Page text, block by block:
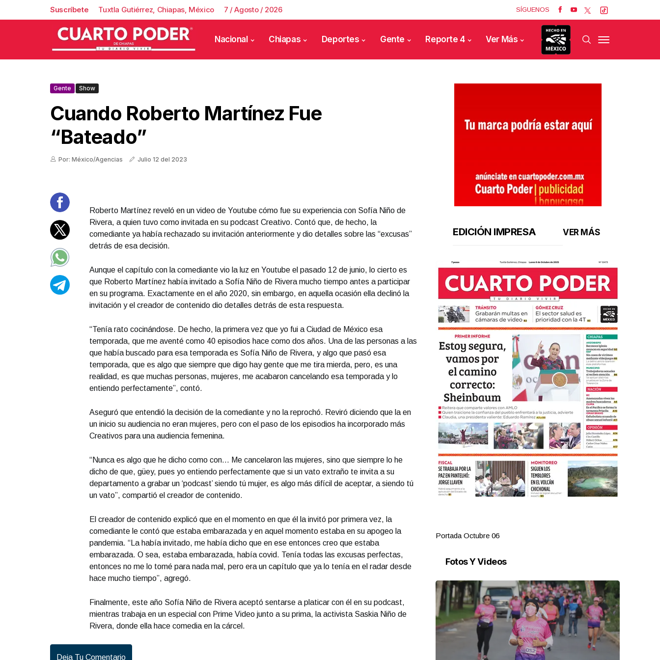
Suscríbete Tuxtla Gutiérrez, Chiapas, México 7 / Agosto / 2026 SÍGUENOS
Nacional Chiapas Deportes Gente Reporte 4 Ver Más
Gente Show
Cuando Roberto Martínez Fue
“bateado”
Por: México/Agencias Julio 12 del 2023
Roberto Martínez reveló en un video de Youtube cómo fue su experiencia con Sofía Niño de
Rivera, a quien tuvo como invitada en su podcast Creativo. Contó que, de hecho, la
comediante ya había rechazado su invitación anteriormente y dio detalles sobre las “excusas”
detrás de esa decisión.
Aunque el capítulo con la comediante vio la luz en Youtube el pasado 12 de junio, lo cierto es
que Roberto Martínez había invitado a Sofía Niño de Rivera mucho tiempo antes a participar
en su programa. Exactamente en el año 2020, sin embargo, en aquella ocasión ella declinó la
invitación y el creador de contenido dio detalles detrás de esta respuesta.
“Tenía rato cocinándose. De hecho, la primera vez que yo fui a Ciudad de México esa
temporada, que me aventé como 40 episodios hace como dos años. Una de las personas a las
que había buscado para esa temporada es Sofía Niño de Rivera, y algo que pasó esa
temporada, que es algo que siempre que digo hay gente que me tira mierda, pero, es una
realidad, es que muchas personas, mujeres, me acabaron cancelando esa temporada y lo
entiendo perfectamente”, contó.
Aseguró que entendió la decisión de la comediante y no la reprochó. Reviró diciendo que la en
un inicio su audiencia no eran mujeres, pero con el paso de los episodios ha incorporado más
Creativos para una audiencia femenina.
“Nunca es algo que he dicho como con… Me cancelaron las mujeres, sino que siempre lo he
dicho de que, güey, pues yo entiendo perfectamente que si un vato extraño te invita a su
departamento a grabar un ‘podcast’ siendo tú mujer, es algo más difícil de aceptar, a siendo tú
un vato”, compartió el creador de contenido.
El creador de contenido explicó que en el momento en que él la invitó por primera vez, la
comediante le contó que estaba embarazada y en aquel momento estaba en su apogeo la
pandemia. “La había invitado, me había dicho que en ese entonces creo que estaba
embarazada. O sea, estaba embarazada, había covid. Tenía todas las excusas perfectas,
entonces no me lo tomé para nada mal, pero era un capítulo que ya lo tenía en el radar desde
hace mucho tiempo”, agregó.
Finalmente, este año Sofía Niño de Rivera aceptó sentarse a platicar con él en su podcast,
mientras trabaja en un especial con Prime Video junto a su prima, la activista Saskia Niño de
Rivera, donde ella hace comedia en la cárcel.
Deja Tu Comentario
EDICIÓN IMPRESA VER MÁS
Portada Octubre 03 Portada Octubre 06
Fotos Y Videos